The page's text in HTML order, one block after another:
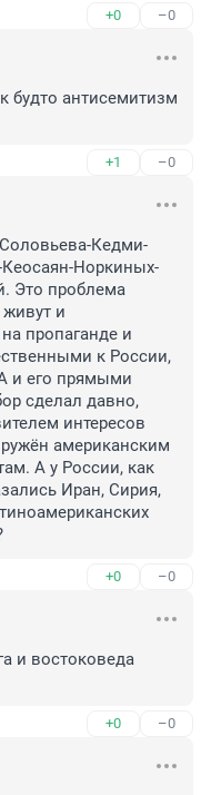
+0 –0
будто антисемитизм
+1 –0
Кедми-
Норкиных-
Это проблема
и
пропаганде и
к России,
и его прямыми
сделал давно,
интересов
американским
А у России, как
Иран, Сирия,
+0 –0
и востоковеда
+0 –0